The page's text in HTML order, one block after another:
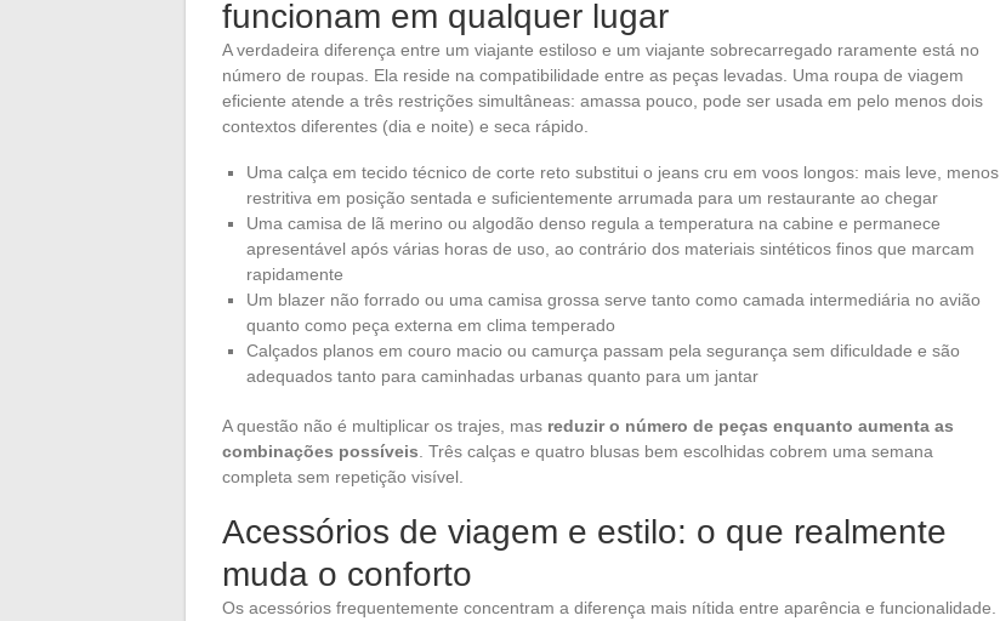
funcionam em qualquer lugar
A verdadeira diferença entre um viajante estiloso e um viajante sobrecarregado raramente está no
número de roupas. Ela reside na compatibilidade entre as peças levadas. Uma roupa de viagem
eficiente atende a três restrições simultâneas: amassa pouco, pode ser usada em pelo menos dois
contextos diferentes (dia e noite) e seca rápido.
Uma calça em tecido técnico de corte reto substitui o jeans cru em voos longos: mais leve, menos
restritiva em posição sentada e suficientemente arrumada para um restaurante ao chegar
Uma camisa de lã merino ou algodão denso regula a temperatura na cabine e permanece
apresentável após várias horas de uso, ao contrário dos materiais sintéticos finos que marcam
rapidamente
Um blazer não forrado ou uma camisa grossa serve tanto como camada intermediária no avião
quanto como peça externa em clima temperado
Calçados planos em couro macio ou camurça passam pela segurança sem dificuldade e são
adequados tanto para caminhadas urbanas quanto para um jantar
A questão não é multiplicar os trajes, mas reduzir o número de peças enquanto aumenta as
combinações possíveis . Três calças e quatro blusas bem escolhidas cobrem uma semana
completa sem repetição visível.
Acessórios de viagem e estilo: o que realmente
muda o conforto
Os acessórios frequentemente concentram a diferença mais nítida entre aparência e funcionalidade.